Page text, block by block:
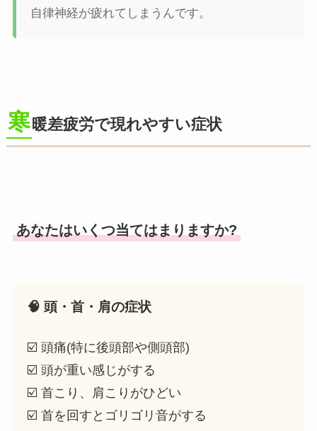
自律神経が疲れてしまうんです。
寒暖差疲労で現れやすい症状
あなたはいくつ当てはまりますか?
🧠 頭・首・肩の症状
☑️ 頭痛(特に後頭部や側頭部)
☑️ 頭が重い感じがする
☑️ 首こり、肩こりがひどい
☑️ 首を回すとゴリゴリ音がする